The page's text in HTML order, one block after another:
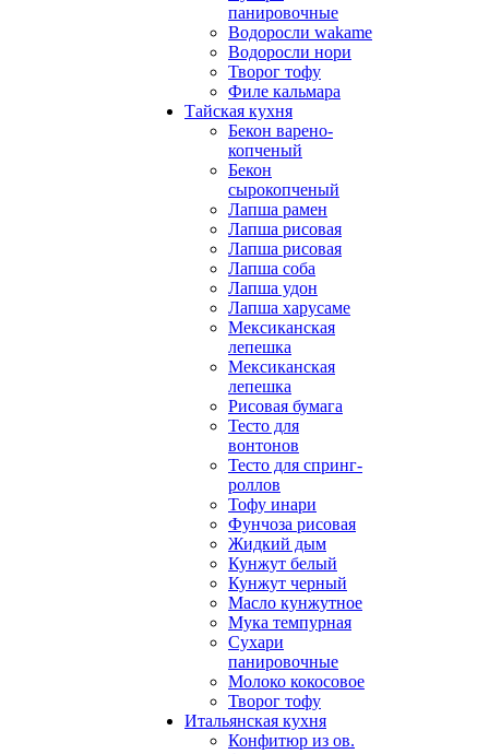
панировочные
Водоросли wakame
Водоросли нори
Творог тофу
Филе кальмара
Тайская кухня
Бекон варено-
копченый
Бекон
сырокопченый
Лапша рамен
Лапша рисовая
Лапша рисовая
Лапша соба
Лапша удон
Лапша харусаме
Мексиканская
лепешка
Мексиканская
лепешка
Рисовая бумага
Тесто для
вонтонов
Тесто для спринг-
роллов
Тофу инари
Фунчоза рисовая
Жидкий дым
Кунжут белый
Кунжут черный
Масло кунжутное
Мука темпурная
Сухари
панировочные
Молоко кокосовое
Творог тофу
Итальянская кухня
Конфитюр из ов.